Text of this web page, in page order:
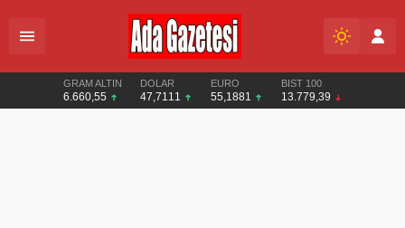
GRAM ALTIN
6.660,55
DOLAR
47,7111
EURO
55,1881
BIST 100
13.779,39